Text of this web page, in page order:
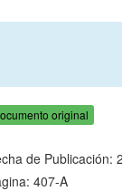
original
de Publicación:
407-A